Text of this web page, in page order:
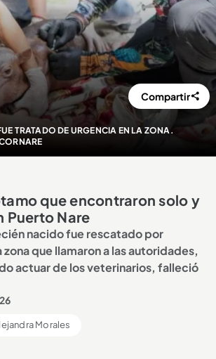
TRATADO DE URGENCIA EN LA ZONA.
Compartir
que encontraron solo y
Puerto Nare
nacido fue rescatado por
que llamaron a las autoridades,
actuar de los veterinarios, falleció
Morales